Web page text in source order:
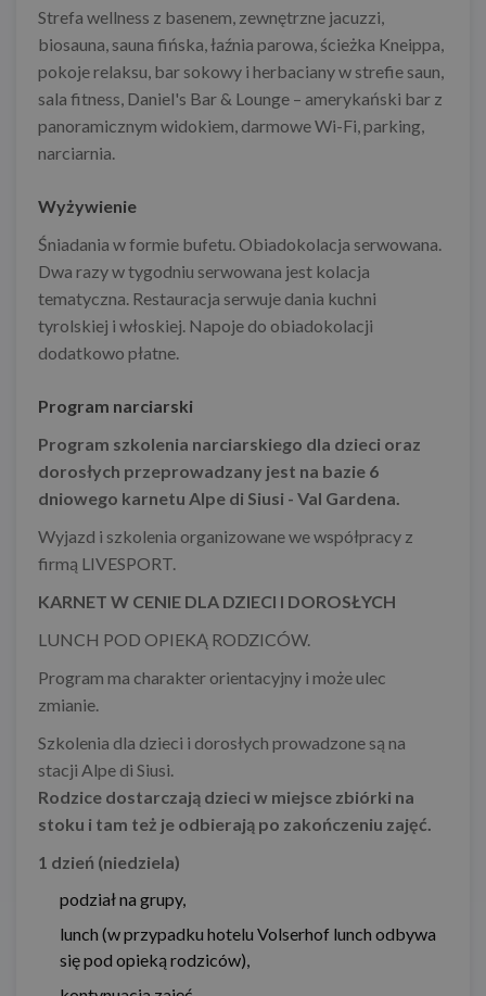
Strefa wellness z basenem, zewnętrzne jacuzzi,
biosauna, sauna fińska, łaźnia parowa, ścieżka Kneippa,
pokoje relaksu, bar sokowy i herbaciany w strefie saun,
sala fitness, Daniel's Bar & Lounge – amerykański bar z
panoramicznym widokiem, darmowe Wi-Fi, parking,
narciarnia.
Wyżywienie
Śniadania w formie bufetu. Obiadokolacja serwowana.
Dwa razy w tygodniu serwowana jest kolacja
tematyczna. Restauracja serwuje dania kuchni
tyrolskiej i włoskiej. Napoje do obiadokolacji
dodatkowo płatne.
Program narciarski
Program szkolenia narciarskiego dla dzieci oraz
dorosłych przeprowadzany jest na bazie 6
dniowego karnetu Alpe di Siusi - Val Gardena.
Wyjazd i szkolenia organizowane we współpracy z
firmą LIVESPORT.
KARNET W CENIE DLA DZIECI I DOROSŁYCH
LUNCH POD OPIEKĄ RODZICÓW.
Program ma charakter orientacyjny i może ulec
zmianie.
Szkolenia dla dzieci i dorosłych prowadzone są na
stacji Alpe di Siusi.
Rodzice dostarczają dzieci w miejsce zbiórki na
stoku i tam też je odbierają po zakończeniu zajęć.
1 dzień (niedziela)
podział na grupy,
lunch (w przypadku hotelu Volserhof lunch odbywa
się pod opieką rodziców),